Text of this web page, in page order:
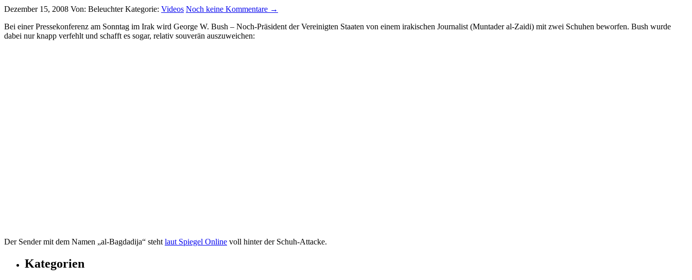
Dezember 15, 2008 Von: BeleuchterKategorie: Videos Noch keine Kommentare →
Bei einer Pressekonferenz am Sonntag im Irak wird George W. Bush – Noch-Präsident der Vereinigten Staaten von einem irakischen Journalist (Muntader al-Zaidi) mit zwei Schuhen beworfen. Bush wurde
dabei nur knapp verfehlt und schafft es sogar, relativ souverän auszuweichen:
Der Sender mit dem Namen „al-Bagdadija“ steht laut Spiegel Online voll hinter der Schuh-Attacke.
Kategorien